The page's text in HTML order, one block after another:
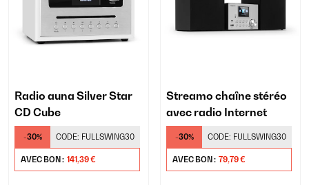
Radio auna Silver Star
CD Cube
-30% CODE: FULLSWING30
AVEC BON : 141,39 €
Streamo chaîne stéréo
avec radio Internet
-30% CODE: FULLSWING30
AVEC BON : 79,79 €